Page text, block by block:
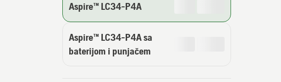
Aspire™ LC34-P4A
Aspire™ LC34-P4A sa
baterijom i punjačem